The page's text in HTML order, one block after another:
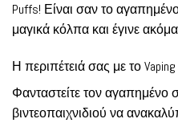
Puffs! Είναι σαν το
μαγικά κόλπα και έγινε
Η περιπέτειά σας με το
Φανταστείτε τον αγαπημένο
βιντεοπαιχνιδιού να